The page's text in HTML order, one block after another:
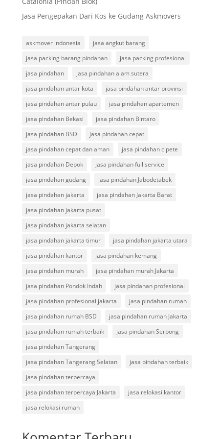
Jasa Pengepakan Dari Kos ke Gudang Askmovers
askmover indonesia
jasa angkut barang
jasa packing barang pindahan
jasa packing profesional
jasa pindahan
jasa pindahan alam sutera
jasa pindahan antar kota
jasa pindahan antar provinsi
jasa pindahan antar pulau
jasa pindahan apartemen
jasa pindahan Bekasi
jasa pindahan Bintaro
jasa pindahan BSD
jasa pindahan cepat
jasa pindahan cepat dan aman
jasa pindahan cipete
jasa pindahan Depok
jasa pindahan full service
jasa pindahan gudang
jasa pindahan Jabodetabek
jasa pindahan jakarta
jasa pindahan Jakarta Barat
jasa pindahan jakarta pusat
jasa pindahan jakarta selatan
jasa pindahan jakarta timur
jasa pindahan jakarta utara
jasa pindahan kantor
jasa pindahan kemang
jasa pindahan murah
jasa pindahan murah Jakarta
jasa pindahan Pondok Indah
jasa pindahan profesional
jasa pindahan profesional jakarta
jasa pindahan rumah
jasa pindahan rumah BSD
jasa pindahan rumah Jakarta
jasa pindahan rumah terbaik
jasa pindahan Serpong
jasa pindahan Tangerang
jasa pindahan Tangerang Selatan
jasa pindahan terbaik
jasa pindahan terpercaya
jasa pindahan terpercaya Jakarta
jasa relokasi kantor
jasa relokasi rumah